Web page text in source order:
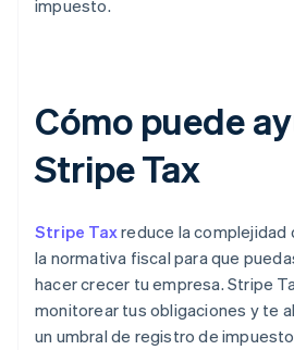
impuesto.
Cómo puede
Stripe Tax
Stripe Taxreduce la complejidad
la normativa fiscal para que
hacer crecer tu empresa. Stripe
monitorear tus obligaciones y te
un umbral de registro de